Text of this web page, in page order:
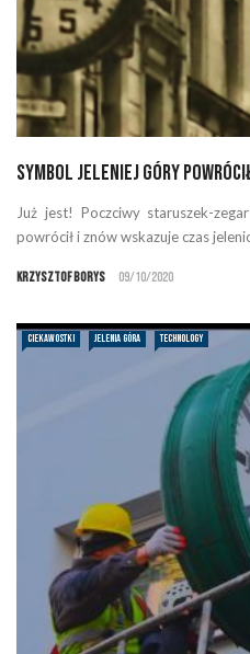
Symbol Jeleniej Góry
Już jest! Poczciwy staruszek-
powrócił i znów wskazuje czas
Krzysztof Borys 09/10/2020
CIEKAWOSTKI JELENIA GÓRA TECHNOLOGY